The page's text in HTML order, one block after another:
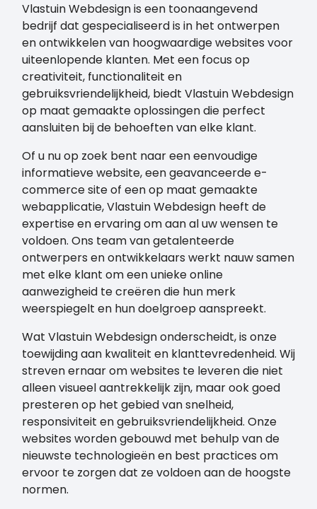
Vlastuin Webdesign is een toonaangevend
bedrijf dat gespecialiseerd is in het ontwerpen
en ontwikkelen van hoogwaardige websites voor
uiteenlopende klanten. Met een focus op
creativiteit, functionaliteit en
gebruiksvriendelijkheid, biedt Vlastuin Webdesign
op maat gemaakte oplossingen die perfect
aansluiten bij de behoeften van elke klant.
Of u nu op zoek bent naar een eenvoudige
informatieve website, een geavanceerde e-
commerce site of een op maat gemaakte
webapplicatie, Vlastuin Webdesign heeft de
expertise en ervaring om aan al uw wensen te
voldoen. Ons team van getalenteerde
ontwerpers en ontwikkelaars werkt nauw samen
met elke klant om een unieke online
aanwezigheid te creëren die hun merk
weerspiegelt en hun doelgroep aanspreekt.
Wat Vlastuin Webdesign onderscheidt, is onze
toewijding aan kwaliteit en klanttevredenheid. Wij
streven ernaar om websites te leveren die niet
alleen visueel aantrekkelijk zijn, maar ook goed
presteren op het gebied van snelheid,
responsiviteit en gebruiksvriendelijkheid. Onze
websites worden gebouwd met behulp van de
nieuwste technologieën en best practices om
ervoor te zorgen dat ze voldoen aan de hoogste
normen.